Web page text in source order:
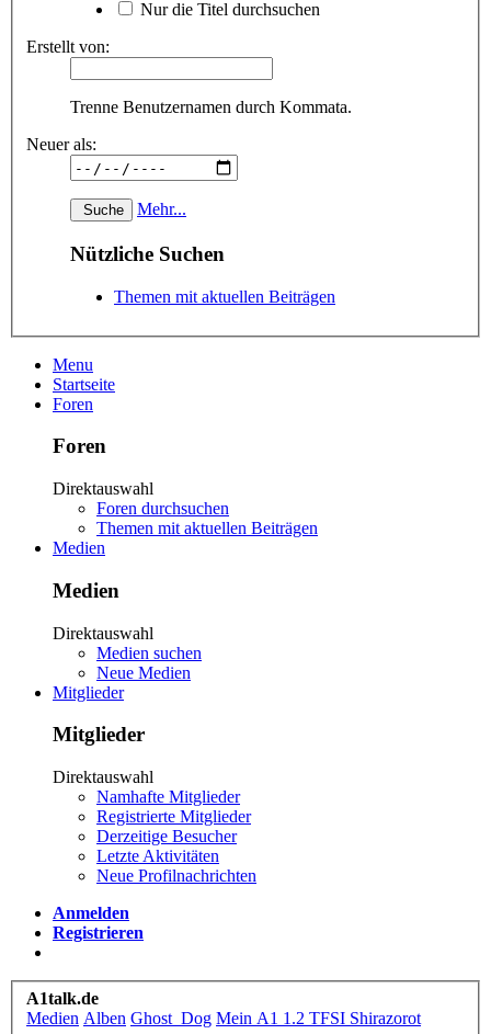
Nur die Titel durchsuchen
Erstellt von:
Trenne Benutzernamen durch Kommata.
Neuer als:
Mehr...
Nützliche Suchen
Themen mit aktuellen Beiträgen
Menu
Startseite
Foren
Foren
Direktauswahl
Foren durchsuchen
Themen mit aktuellen Beiträgen
Medien
Medien
Direktauswahl
Medien suchen
Neue Medien
Mitglieder
Mitglieder
Direktauswahl
Namhafte Mitglieder
Registrierte Mitglieder
Derzeitige Besucher
Letzte Aktivitäten
Neue Profilnachrichten
Anmelden
Registrieren
A1talk.de
Medien Alben Ghost_Dog Mein A1 1.2 TFSI Shirazorot